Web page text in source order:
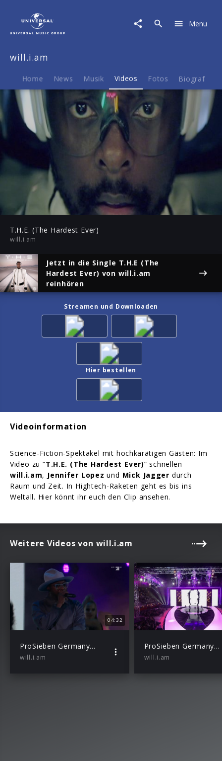
(The
Menu
will.i.am
Home News Musik Videos Fotos Biografie
Play Mute
Play
T.H.E. (The Hardest Ever)
will.i.am
Jetzt in die Single T.H.E (The
Hardest Ever) von will.i.am
reinhören
Streamen und Downloaden
Hier bestellen
Videoinformation
Science-Fiction-Spektakel mit hochkarätigen Gästen: Im
Video zu “T.H.E. (The Hardest Ever)” schnellen
will.i.am, Jennifer Lopez und Mick Jagger durch
Raum und Zeit. In Hightech-Raketen geht es bis ins
Weltall. Hier könnt ihr euch den Clip ansehen.
Weitere Videos von will.i.am
04:32
ProSieben Germany’s next Topmodel
will.i.am
ProSieben Germany’s next Topmodel
will.i.am